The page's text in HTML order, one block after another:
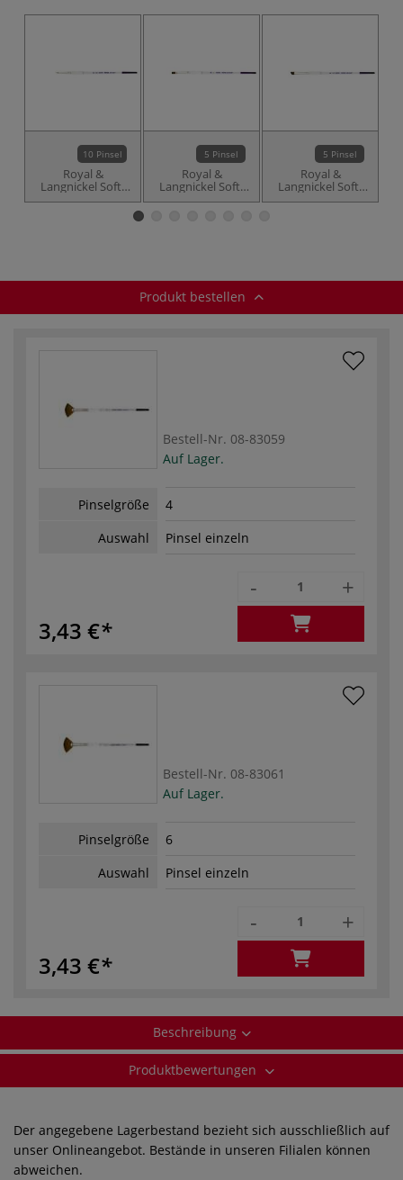
10 Pinsel
Royal &
Langnickel Soft-
Grip™ Synthetik-
Rotmarderhaarpinsel,
5 Pinsel
Royal &
Langnickel Soft-
Grip™ Synthetik-
5 Pinsel
Royal &
Langnickel Soft-
Grip™ Synthetik-
Produkt bestellen
Bestell-Nr. 08-83059
Auf Lager.
Pinselgröße
4
Auswahl
Pinsel einzeln
3,43 €
- +
Bestell-Nr. 08-83061
Auf Lager.
Pinselgröße
6
Auswahl
Pinsel einzeln
3,43 €
- +
Beschreibung
Produktbewertungen
Der angegebene Lagerbestand bezieht sich ausschließlich auf
unser Onlineangebot. Bestände in unseren Filialen können
abweichen.